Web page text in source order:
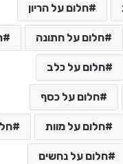
חלום על הריון
חלום על חתונה
חלום על כלב
חלום על כסף
חלום על מוות
חלום על נחשים